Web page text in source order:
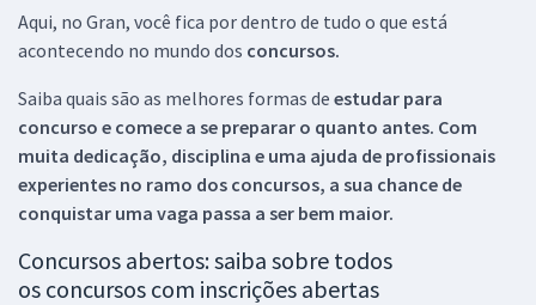
Aqui, no Gran, você fica por dentro de tudo o que está
acontecendo no mundo dos concursos.
Saiba quais são as melhores formas de estudar para
concurso e comece a se preparar o quanto antes. Com
muita dedicação, disciplina e uma ajuda de profissionais
experientes no ramo dos concursos, a sua chance de
conquistar uma vaga passa a ser bem maior.
Concursos abertos: saiba sobre todos
os concursos com inscrições abertas